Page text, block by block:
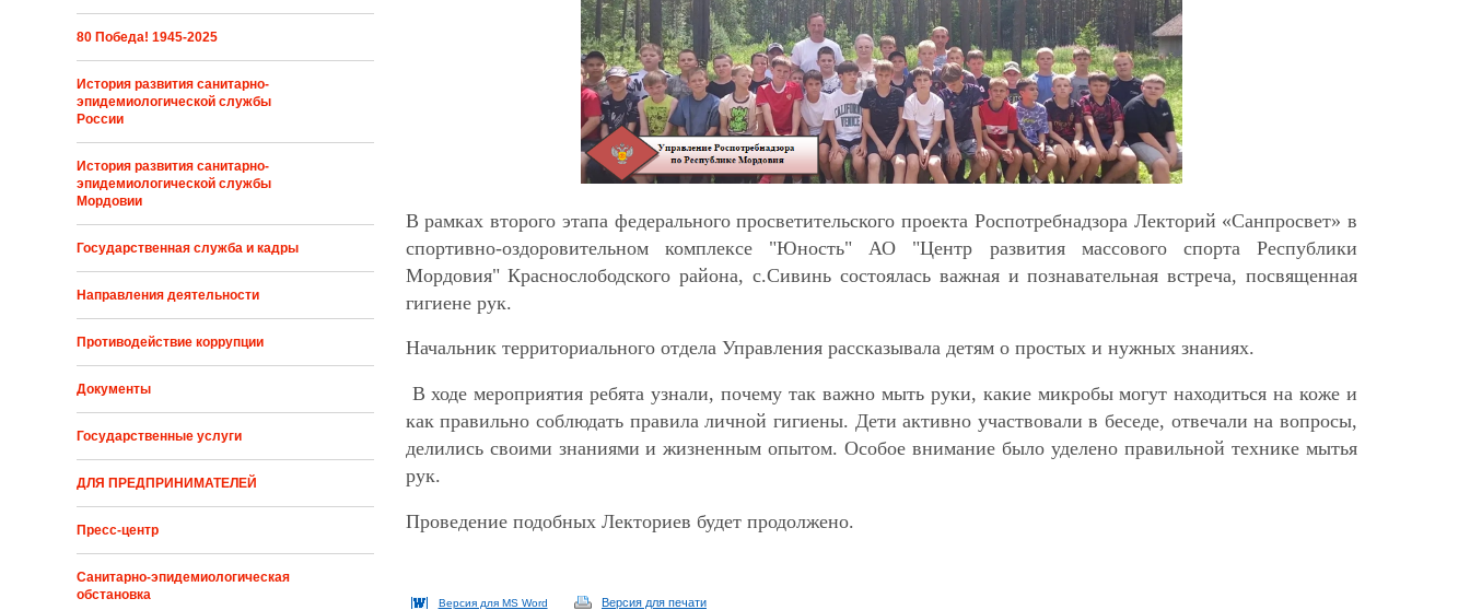
80 Победа! 1945-2025
История развития санитарно-
эпидемиологической службы
России
История развития санитарно-
эпидемиологической службы
Мордовии
Государственная служба и кадры
Направления деятельности
Противодействие коррупции
Документы
Государственные услуги
ДЛЯ ПРЕДПРИНИМАТЕЛЕЙ
Пресс-центр
Санитарно-эпидемиологическая
обстановка
В рамках второго этапа федерального просветительского проекта Роспотребнадзора Лекторий «Санпросвет» в
спортивно-оздоровительном комплексе "Юность" АО "Центр развития массового спорта Республики
Мордовия" Краснослободского района, с.Сивинь состоялась важная и познавательная встреча, посвященная
гигиене рук.
Начальник территориального отдела Управления рассказывала детям о простых и нужных знаниях.
В ходе мероприятия ребята узнали, почему так важно мыть руки, какие микробы могут находиться на коже и
как правильно соблюдать правила личной гигиены. Дети активно участвовали в беседе, отвечали на вопросы,
делились своими знаниями и жизненным опытом. Особое внимание было уделено правильной технике мытья
рук.
Проведение подобных Лекториев будет продолжено.
Версия для MS Word Версия для печати